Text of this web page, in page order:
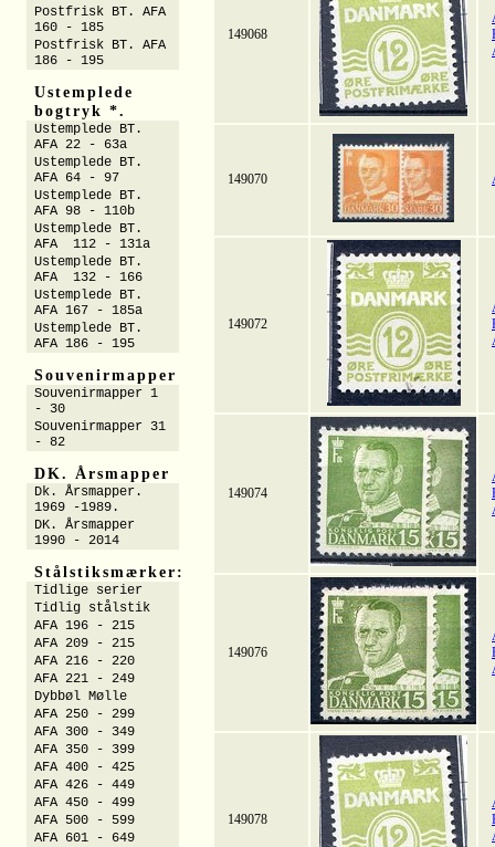
149068
149070
149072
149074
149076
149078
Postfrisk BT. AFA
160 - 185
Postfrisk BT. AFA
186 - 195
Ustemplede
bogtryk *.
Ustemplede BT.
AFA 22 - 63a
Ustemplede BT.
AFA 64 - 97
Ustemplede BT.
AFA 98 - 110b
Ustemplede BT.
AFA 112 - 131a
Ustemplede BT.
AFA 132 - 166
Ustemplede BT.
AFA 167 - 185a
Ustemplede BT.
AFA 186 - 195
Souvenirmapper
Souvenirmapper 1
- 30
Souvenirmapper 31
- 82
DK. Årsmapper
Dk. Årsmapper.
1969 -1989.
DK. Årsmapper
1990 - 2014
Stålstiksmærker:
Tidlige serier
Tidlig stålstik
AFA 196 - 215
AFA 209 - 215
AFA 216 - 220
AFA 221 - 249
Dybbøl Mølle
AFA 250 - 299
AFA 300 - 349
AFA 350 - 399
AFA 400 - 425
AFA 426 - 449
AFA 450 - 499
AFA 500 - 599
AFA 601 - 649